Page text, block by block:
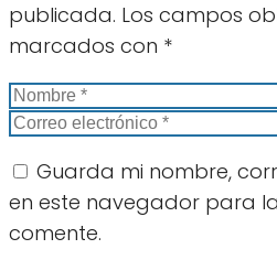
publicada. Los campos
marcados con *
Guarda mi nombre,
en este navegador para
comente.